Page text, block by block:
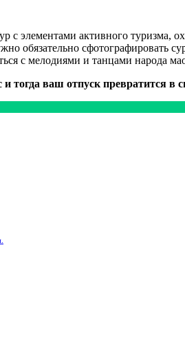
с элементами активного
обязательно сфотографировать
с мелодиями и танцами народа
и тогда ваш отпуск превратится в